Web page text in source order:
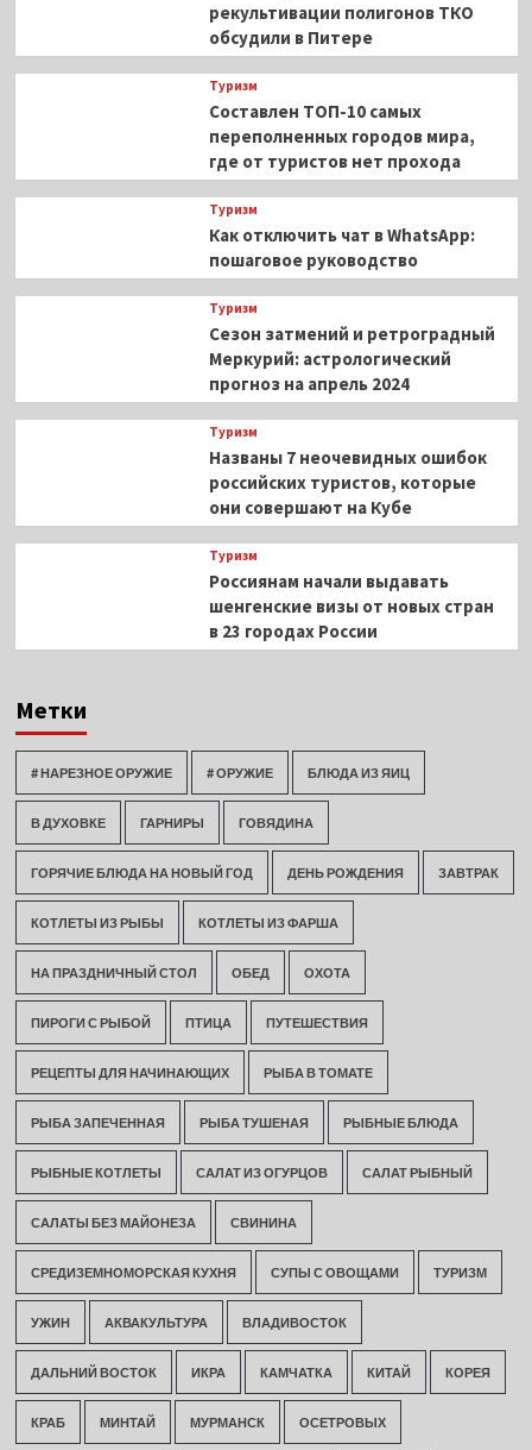
рекультивации полигонов ТКО
обсудили в Питере
Туризм
Составлен ТОП-10 самых
переполненных городов мира,
где от туристов нет прохода
Туризм
Как отключить чат в WhatsApp:
пошаговое руководство
Туризм
Сезон затмений и ретроградный
Меркурий: астрологический
прогноз на апрель 2024
Туризм
Названы 7 неочевидных ошибок
российских туристов, которые
они совершают на Кубе
Туризм
Россиянам начали выдавать
шенгенские визы от новых стран
в 23 городах России
Метки
# НАРЕЗНОЕ ОРУЖИЕ # ОРУЖИЕ БЛЮДА ИЗ ЯИЦ
В ДУХОВКЕ ГАРНИРЫ ГОВЯДИНА
ГОРЯЧИЕ БЛЮДА НА НОВЫЙ ГОД ДЕНЬ РОЖДЕНИЯ ЗАВТРАК
КОТЛЕТЫ ИЗ РЫБЫ КОТЛЕТЫ ИЗ ФАРША
НА ПРАЗДНИЧНЫЙ СТОЛ ОБЕД ОХОТА
ПИРОГИ С РЫБОЙ ПТИЦА ПУТЕШЕСТВИЯ
РЕЦЕПТЫ ДЛЯ НАЧИНАЮЩИХ РЫБА В ТОМАТЕ
РЫБА ЗАПЕЧЕННАЯ РЫБА ТУШЕНАЯ РЫБНЫЕ БЛЮДА
РЫБНЫЕ КОТЛЕТЫ САЛАТ ИЗ ОГУРЦОВ САЛАТ РЫБНЫЙ
САЛАТЫ БЕЗ МАЙОНЕЗА СВИНИНА
СРЕДИЗЕМНОМОРСКАЯ КУХНЯ СУПЫ С ОВОЩАМИ ТУРИЗМ
УЖИН АКВАКУЛЬТУРА ВЛАДИВОСТОК
ДАЛЬНИЙ ВОСТОК ИКРА КАМЧАТКА КИТАЙ КОРЕЯ
КРАБ МИНТАЙ МУРМАНСК ОСЕТРОВЫХ